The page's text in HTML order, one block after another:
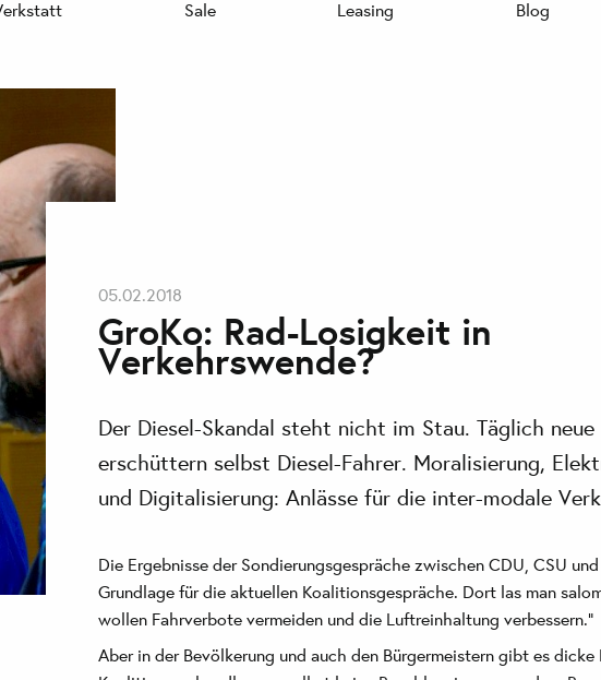
Sale Leasing Blog
05.02.2018
GroKo: Rad-Losigkeit in
Verkehrswende?
Der Diesel-Skandal steht nicht im Stau. Täglich
erschüttern selbst Diesel-Fahrer. Moralisierung,
und Digitalisierung: Anlässe für die inter-modale
Die Ergebnisse der Sondierungsgespräche zwischen CDU, CSU
Grundlage für die aktuellen Koalitionsgespräche. Dort las man
wollen Fahrverbote vermeiden und die Luftreinhaltung verbessern."
Aber in der Bevölkerung und auch den Bürgermeistern gibt es